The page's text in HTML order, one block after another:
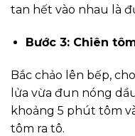
tan hết vào nhau là
Bước 3: Chiên
Bắc chảo lên bếp,
lửa vừa đun nóng
khoảng 5 phút tôm
tôm ra tô.